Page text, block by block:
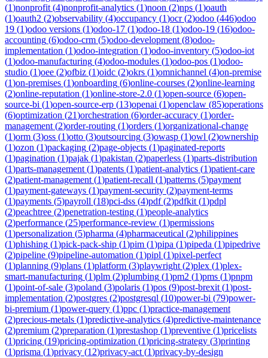
(1)nonprofit (4)nonprofit-analytics (1)noon (2)nps (1)oauth
(1)oauth2 (2)observability (4)occupancy (1)ocr(2)odoo (446)odoo
19 (1)odoo versions (1)odoo-17 (1)odoo-18 (1)odoo-19 (16)odoo-
accounting (6)odoo-crm (5)odoo-development (8)odoo-
implementation (1)odoo-integration (1)odoo-inventory (5)odoo-iot
(1)odoo-manufacturing (4)odoo-modules (1)odoo-pos (1)odoo-
studio (1)oee (2)ofbiz (1)oidc (2)okrs (1)omnichannel (4)on-premise
(1)on-premises (1)onboarding (6)online-courses (2)online-learning
(2)online-reputation (1)online-store-2.0 (1)open-source (6)open-
source-bi (1)open-source-erp (13)openai (1)openclaw (85)operations
(6)optimization (21)orchestration (6)order-accuracy (1)order-
management (2)order-routing (1)orders (1)organizational-change
(1)orm (3)oss (1)otto (3)outsourcing (3)owasp (1)owl (2)ownership
(1)ozon (1)packaging (2)page-objects (1)paginated-reports
(1)pagination (1)pajak (1)pakistan (2)paperless (1)parts-distribution
(1)parts-management (1)patents (1)patient-analytics (1)patient-care
(2)patient-management (1)patient-recall (1)patterns (5)payment
(1)payment-gateways (1)payment-security (2)payment-terms
(1)payments (5)payroll (18)pci-dss (4)pdf(2)pdfkit (1)pdpl
(2)peachtree (2)penetration-testing (1)people-analytics
(2)performance (25)performance-review (1)permissions
(1)personalization (5)pharma (4)pharmaceutical (2)philippines
(1)phishing (1)pick-pack-ship (1)pim (1)pipa (1)pipeda (1)pipedrive
(2)pipeline (9)pipeline-automation (1)pipl (1)pixel-perfect
(1)planning (9)plans (1)platform (3)playwright (2)plex (1)plex-
smart-manufacturing (1)plm (2)plumbing (1)pm2 (1)pms (1)pnpm
(1)point-of-sale (3)poland (3)polaris (1)pos (9)post-brexit (1)post-
implementation (2)postgres (2)postgresql (10)power-bi (79)power-
bi-premium (1)power-query (1)ppc (1)practice-management
(2)precious-metals (1)predictive-analytics (4)predictive-maintenance
(2)premium (2)preparation (1)prestashop (1)preventive (1)pricelists
(1)pricing (19)pricing-optimization (1)pricing-strategy (3)printing
(1)prisma (1)privacy (12)privacy-act (1)privacy-by-design